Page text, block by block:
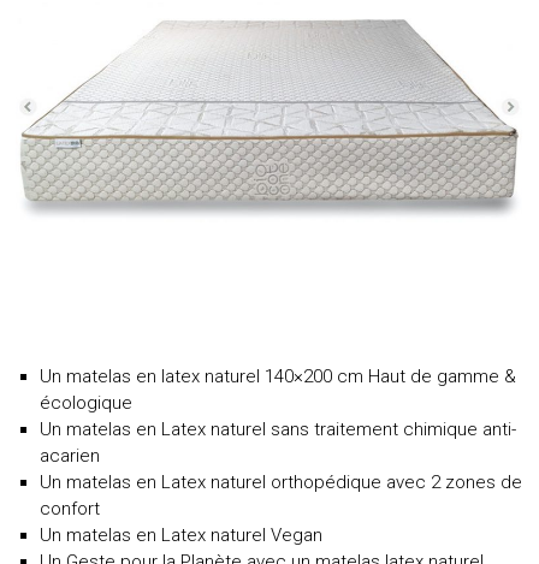
Un matelas en latex naturel 140×200 cm Haut de gamme &
écologique
Un matelas en Latex naturel sans traitement chimique anti-
acarien
Un matelas en Latex naturel orthopédique avec 2 zones de
confort
Un matelas en Latex naturel Vegan